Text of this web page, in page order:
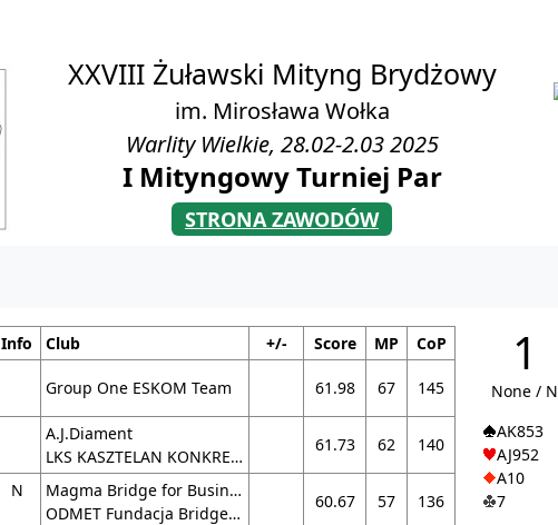
XXVIII Żuławski Mityng Brydżowy
im. Mirosława Wołka
Warlity Wielkie, 28.02-2.03 2025
I Mityngowy Turniej Par
STRONA ZAWODÓW
Info Club +/- Score MP CoP
Group One ESKOM Team 61.98 67 145
A.J.Diament
LKS KASZTELAN KONKRET Chełmno
61.73 62 140
N
Magma Bridge for Business KS AZS Wrat. I
ODMET Fundacja Bridge24.pl
60.67 57 136
1
None / N
AK853
AJ952
A10
7